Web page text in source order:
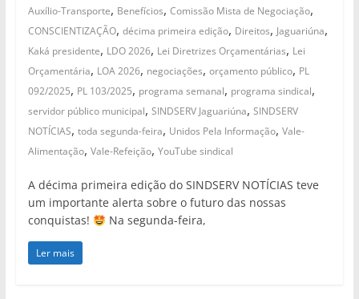
Auxílio-Transporte, Benefícios, Comissão Mista de Negociação,
CONSCIENTIZAÇÃO, décima primeira edição, Direitos, Jaguariúna,
Kaká presidente, LDO 2026, Lei Diretrizes Orçamentárias, Lei
Orçamentária, LOA 2026, negociações, orçamento público, PL
092/2025, PL 103/2025, programa semanal, programa sindical,
servidor público municipal, SINDSERV Jaguariúna, SINDSERV
NOTÍCIAS, toda segunda-feira, Unidos Pela Informação, Vale-
Alimentação, Vale-Refeição, YouTube sindical
A décima primeira edição do SINDSERV NOTÍCIAS teve
um importante alerta sobre o futuro das nossas
conquistas!
Na segunda-feira,
Ler mais